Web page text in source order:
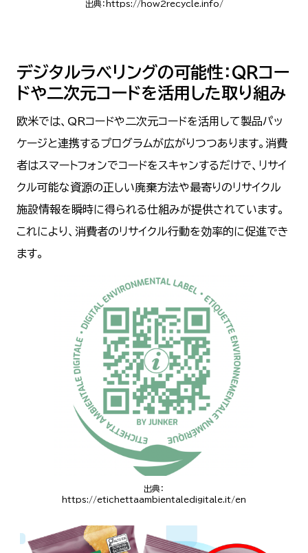
出典：https://how2recycle.info/
デジタルラベリングの可能性：QRコー
ドや二次元コードを活用した取り組み
欧米では、QRコードや二次元コードを活用して製品パッ
ケージと連携するプログラムが広がりつつあります。消費
者はスマートフォンでコードをスキャンするだけで、リサイ
クル可能な資源の正しい廃棄方法や最寄りのリサイクル
施設情報を瞬時に得られる仕組みが提供されています。
これにより、消費者のリサイクル行動を効率的に促進でき
ます。
出典：
https://etichettaambientaledigitale.it/en